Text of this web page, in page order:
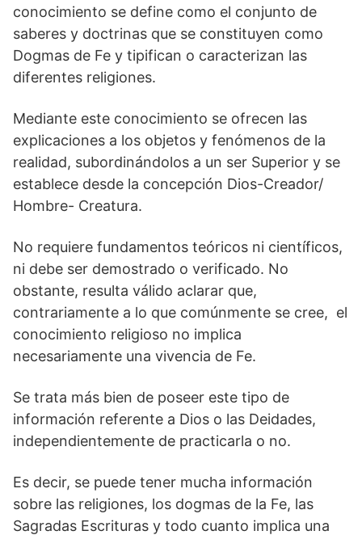
conocimiento se define como el conjunto de
saberes y doctrinas que se constituyen como
Dogmas de Fe y tipifican o caracterizan las
diferentes religiones.
Mediante este conocimiento se ofrecen las
explicaciones a los objetos y fenómenos de la
realidad, subordinándolos a un ser Superior y se
establece desde la concepción Dios-Creador/
Hombre- Creatura.
No requiere fundamentos teóricos ni científicos,
ni debe ser demostrado o verificado. No
obstante, resulta válido aclarar que,
contrariamente a lo que comúnmente se cree, el
conocimiento religioso no implica
necesariamente una vivencia de Fe.
Se trata más bien de poseer este tipo de
información referente a Dios o las Deidades,
independientemente de practicarla o no.
Es decir, se puede tener mucha información
sobre las religiones, los dogmas de la Fe, las
Sagradas Escrituras y todo cuanto implica una